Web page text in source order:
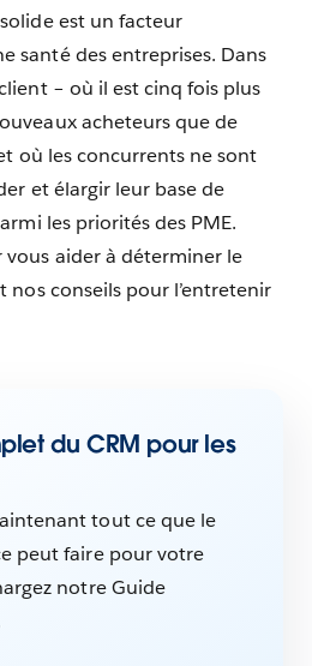
est un facteur
santé des entreprises. Dans
– où il est cinq fois plus
acheteurs que de
où les concurrents ne sont
et élargir leur base de
les priorités des PME.
aider à déterminer le
conseils pour l’entretenir
du CRM pour les
tout ce que le
peut faire pour votre
notre Guide